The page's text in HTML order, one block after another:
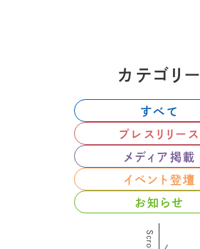
カテゴリー
すべて
プレスリリース
メディア掲載
イベント登壇
お知らせ